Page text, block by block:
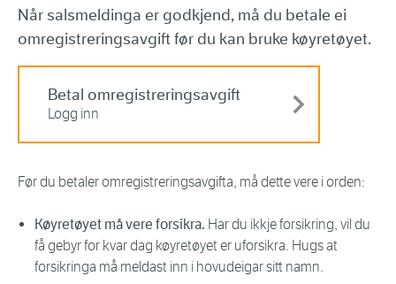
Når salsmeldinga er godkjend, må du betale ei
omregistreringsavgift før du kan bruke køyretøyet.
Betal omregistreringsavgift
Logg inn
Før du betaler omregistreringsavgifta, må dette vere i orden:
Køyretøyet må vere forsikra. Har du ikkje forsikring, vil du
få gebyr for kvar dag køyretøyet er uforsikra. Hugs at
forsikringa må meldast inn i hovudeigar sitt namn.